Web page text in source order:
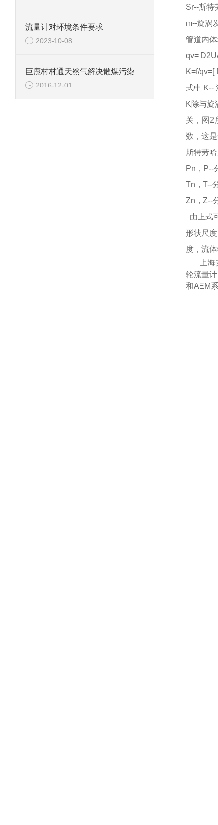
流量计对环境条件要求
2023-10-08
巨鹿村村通天然气解决散煤污染
2016-12-01
Sr--斯特
m--旋涡
管道内
qv=
K=f/qv=[
式中 K--
K除与旋
关，图2
数，这
斯特劳
Pn，P--
Tn，T--
Zn，Z--
由上式
形状尺
度，流
上
轮流量
和AEM